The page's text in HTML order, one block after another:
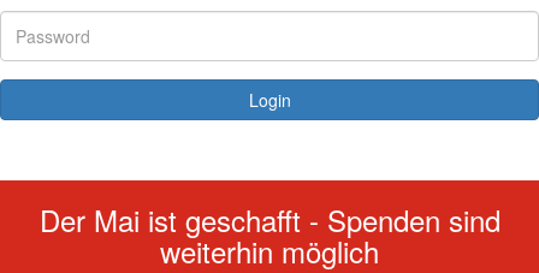
Login
Der Mai ist geschafft - Spenden sind
weiterhin möglich